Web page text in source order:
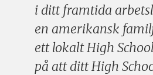
i ditt framtida
en amerikansk
ett lokalt High
på att ditt High